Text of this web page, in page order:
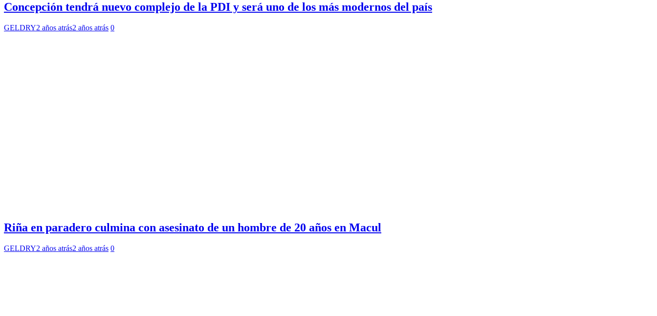
Concepción tendrá nuevo complejo de la PDI y será uno de los más modernos del país
GELDRY2 años atrás2 años atrás 0
Riña en paradero culmina con asesinato de un hombre de 20 años en Macul
GELDRY2 años atrás2 años atrás 0